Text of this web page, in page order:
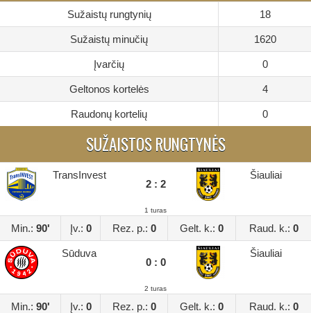
Sužaistų rungtynių 18
Sužaistų minučių 1620
Įvarčių 0
Geltonos kortelės 4
Raudonų kortelių 0
SUŽAISTOS RUNGTYNĖS
TransInvest
2 : 2
Šiauliai
1 turas
Min.: 90' Įv.: 0 Rez. p.: 0 Gelt. k.: 0 Raud. k.: 0
Sūduva
0 : 0
Šiauliai
2 turas
Min.: 90' Įv.: 0 Rez. p.: 0 Gelt. k.: 0 Raud. k.: 0